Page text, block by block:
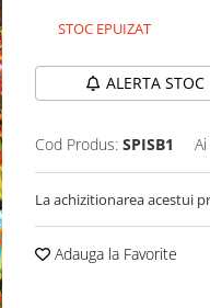
STOC EPUIZAT
ALERTA STOC
Cod Produs: SPISB1
La achizitionarea acestui
Adauga la Favorite